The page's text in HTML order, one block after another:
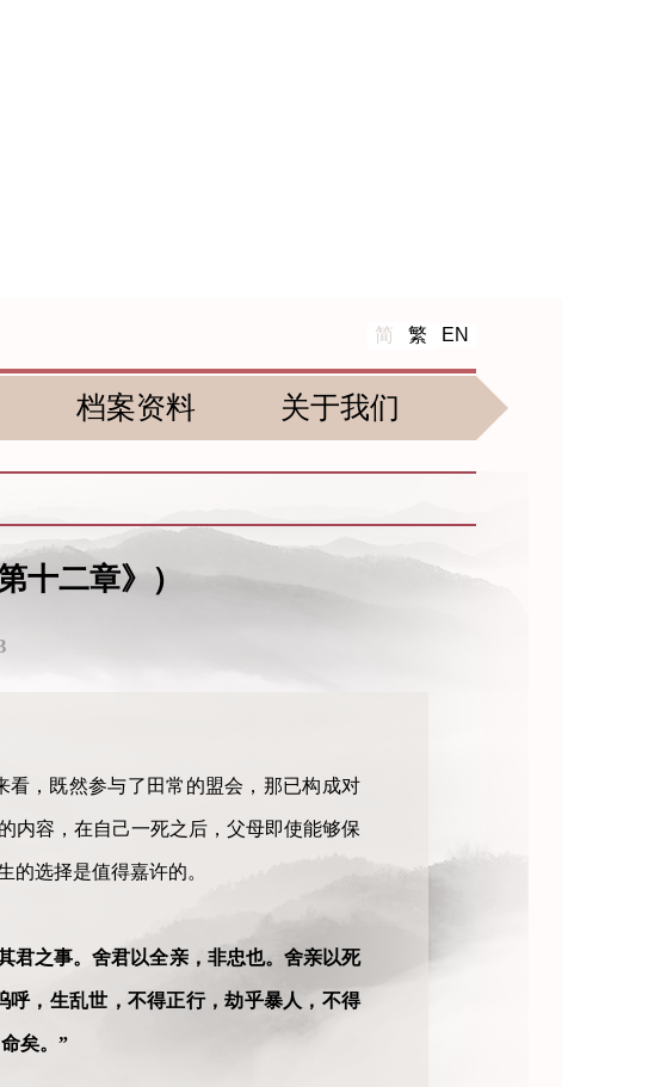
简 繁 EN
档案资料 关于我们
十二章》）
，既然参与了田常的盟会，那已构成对
内容，在自己一死之后，父母即使能够保
的选择是值得嘉许的。
君之事。舍君以全亲，非忠也。舍亲以死
，生乱世，不得正行，劫乎暴人，不得
矣。”